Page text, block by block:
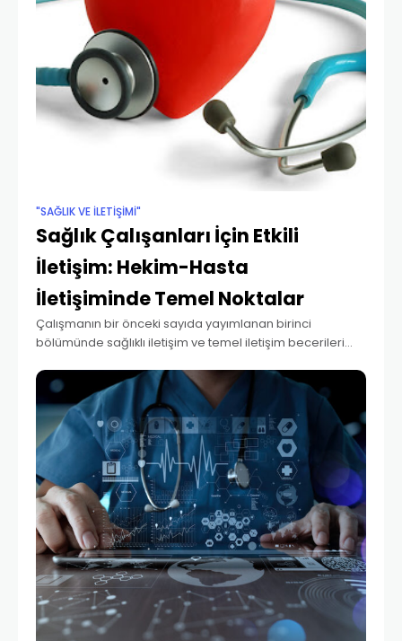
"SAĞLIK VE İLETIŞIMI"
Sağlık Çalışanları İçin Etkili
İletişim: Hekim-Hasta
İletişiminde Temel Noktalar
Çalışmanın bir önceki sayıda yayımlanan birinci
bölümünde sağlıklı iletişim ve temel iletişim becerileri
kavramı irdelenerek iletişimin önemi, etkili iletişimin temel
ögeleri, etkili dinleme